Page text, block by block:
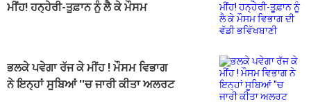
ਮੀਂਹ! ਹਨ੍ਹੇਰੀ-ਤੂਫ਼ਾਨ ਨੂੰ ਲੈ ਕੇ ਮੌਸਮ
ਭਲਕੇ ਪਵੇਗਾ ਰੱਜ ਕੇ ਮੀਂਹ ! ਮੌਸਮ ਵਿਭਾਗ
ਨੇ ਇਨ੍ਹਾਂ ਸੂਬਿਆਂ ''ਚ ਜਾਰੀ ਕੀਤਾ ਅਲਰਟ